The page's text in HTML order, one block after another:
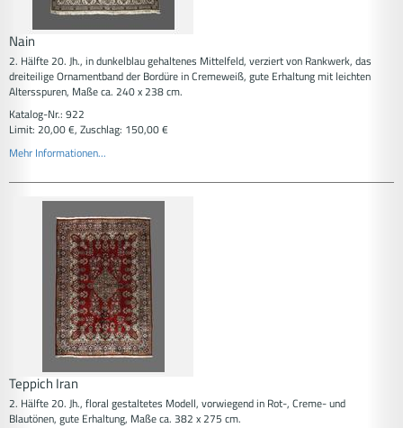
Nain
2. Hälfte 20. Jh., in dunkelblau gehaltenes Mittelfeld, verziert von Rankwerk, das
dreiteilige Ornamentband der Bordüre in Cremeweiß, gute Erhaltung mit leichten
Altersspuren, Maße ca. 240 x 238 cm.
Katalog-Nr.: 922
Limit: 20,00 €, Zuschlag: 150,00 €
Mehr Informationen...
Teppich Iran
2. Hälfte 20. Jh., floral gestaltetes Modell, vorwiegend in Rot-, Creme- und
Blautönen, gute Erhaltung, Maße ca. 382 x 275 cm.